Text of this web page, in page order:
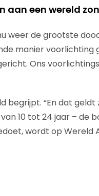
aan een wereld
weer de grootste
manier voorlichting
Ons
begrijpt. “En dat
10 tot 24 jaar – de
wordt op Wereld